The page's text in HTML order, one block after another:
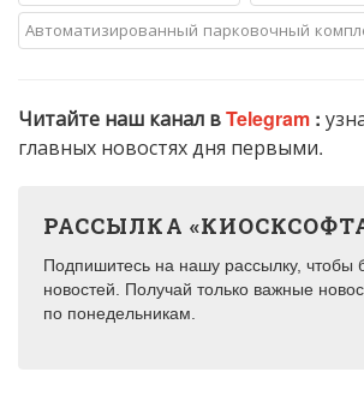
Автоматизированный парковочный
Читайте наш канал вTelegram :
главных новостях дня первыми.
РАССЫЛКА
Подпишитесь на нашу рассылку, чтобы
новостей. Получай только важные
по понедельникам.